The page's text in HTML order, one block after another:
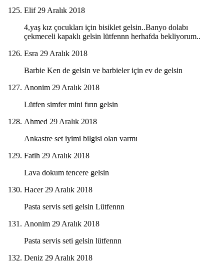
Elif 29 Aralık 2018
4,yaş kız çocukları için bisiklet gelsin..Banyo dolabı
çekmeceli kapaklı gelsin lütfennn herhafda bekliyorum..
Esra 29 Aralık 2018
Barbie Ken de gelsin ve barbieler için ev de gelsin
Anonim 29 Aralık 2018
Lütfen simfer mini fırın gelsin
Ahmed 29 Aralık 2018
Ankastre set iyimi bilgisi olan varmı
Fatih 29 Aralık 2018
Lava dokum tencere gelsin
Hacer 29 Aralık 2018
Pasta servis seti gelsin Lütfennn
Anonim 29 Aralık 2018
Pasta servis seti gelsin lütfennn
Deniz 29 Aralık 2018